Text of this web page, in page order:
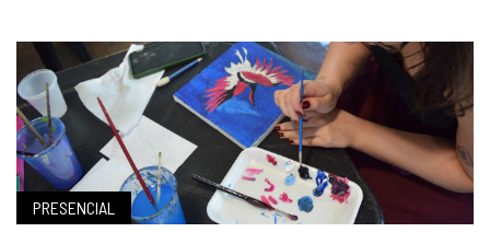
PRESENCIAL